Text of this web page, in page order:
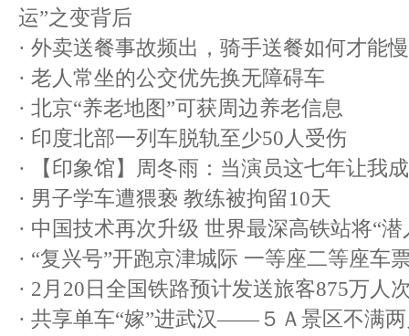
运”之变背后
· 外卖送餐事故频出，骑手送餐如何才能
· 老人常坐的公交优先换无障碍车
· 北京“养老地图”可获周边养老信息
· 印度北部一列车脱轨至少50人受伤
·
【印象馆】周冬雨：当演员这七年让我
· 男子学车遭猥亵 教练被拘留10天
· 中国技术再次升级 世界最深高铁站将“潜
· “复兴号”开跑京津城际 一等座二等座车
· 2月20日全国铁路预计发送旅客875万人
· 共享单车“嫁”进武汉——５Ａ景区不满两